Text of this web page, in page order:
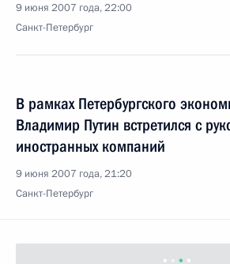
9 июня 2007 года, 22:00
Санкт-Петербург
В рамках Петербургского
Владимир Путин встретился с
иностранных компаний
9 июня 2007 года, 21:20
Санкт-Петербург